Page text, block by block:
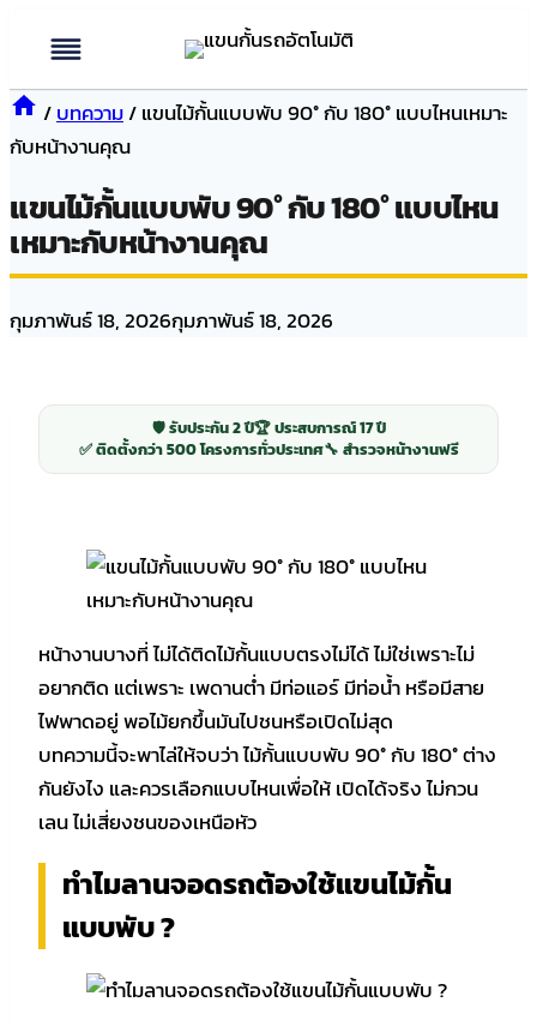
content
/บทความ/แขนไม้กั้นแบบพับ 90° กับ 180° แบบไหนเหมาะ
กับหน้างานคุณ
แขนไม้กั้นแบบพับ 90° กับ 180° แบบไหน
เหมาะกับหน้างานคุณ
กุมภาพันธ์ 18, 2026กุมภาพันธ์ 18, 2026
🛡️ รับประกัน 2 ปี🏆 ประสบการณ์ 17 ปี
✅ ติดตั้งกว่า 500 โครงการทั่วประเทศ🔧 สำรวจหน้างานฟรี
หน้างานบางที่ ไม่ได้ติดไม้กั้นแบบตรงไม่ได้ ไม่ใช่เพราะไม่
อยากติด แต่เพราะ เพดานต่ำ มีท่อแอร์ มีท่อน้ำ หรือมีสาย
ไฟพาดอยู่ พอไม้ยกขึ้นมันไปชนหรือเปิดไม่สุด
บทความนี้จะพาไล่ให้จบว่า ไม้กั้นแบบพับ 90° กับ 180° ต่าง
กันยังไง และควรเลือกแบบไหนเพื่อให้ เปิดได้จริง ไม่กวน
เลน ไม่เสี่ยงชนของเหนือหัว
ทำไมลานจอดรถต้องใช้แขนไม้กั้น
แบบพับ ?